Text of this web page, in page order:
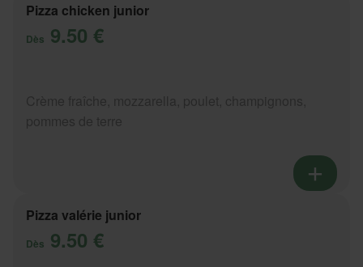
Pizza chicken junior
Dès 9.50 €
Pizza valérie junior
Dès 9.50 €